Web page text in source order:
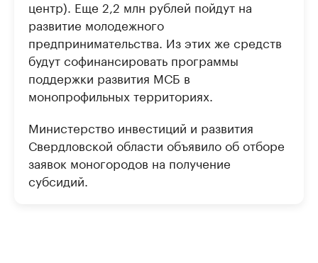
центр). Еще 2,2 млн рублей пойдут на
развитие молодежного
предпринимательства. Из этих же средств
будут софинансировать программы
поддержки развития МСБ в
монопрофильных территориях.
Министерство инвестиций и развития
Свердловской области объявило об отборе
заявок моногородов на получение
субсидий.